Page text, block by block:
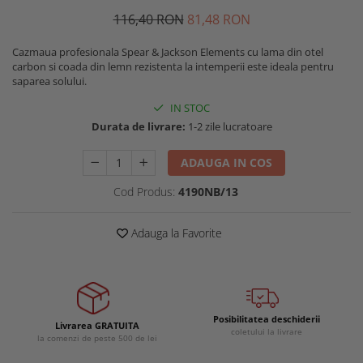
Echipamente muncitori ferma
Echipamente veterinari
Echipamente trimeri ongloane
Casti si antifoane protectie
Menghine si prese116,40RON 81,48 RON
Cazmaua profesionala Spear & Jackson Elements cu lama din otel
carbon si coada din lemn rezistenta la intemperii este ideala pentru
saparea solului.
IN STOC
Durata de livrare: 1-2 zile lucratoare
ADAUGA IN COS
Cod Produs: 4190NB/13
Adauga la Favorite
Livrarea GRATUITA
la comenzi de peste 500 de lei
Posibilitatea deschiderii
coletului la livrare